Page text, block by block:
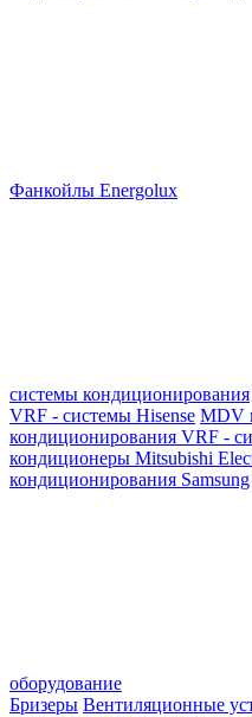
Фанкойлы Energolux
системы кондиционирования
VRF - системы Hisense MDV
кондиционирования VRF -
кондиционеры Mitsubishi
кондиционирования Samsung
оборудование
Бризеры Вентиляционные